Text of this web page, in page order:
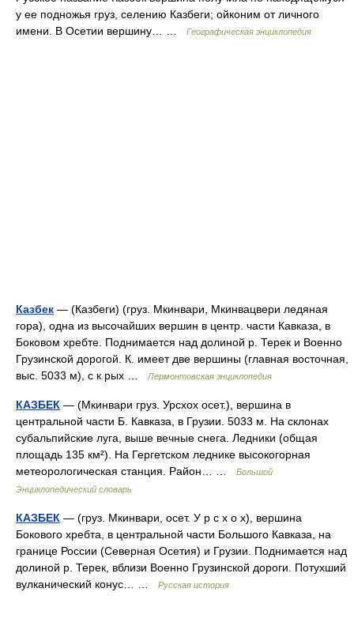
у ее подножья груз, селению Казбеги; ойконим от личного
имени. В Осетии вершину… …
Географическая энциклопедия
Казбек — (Казбеги) (груз. Мкинвари, Мкинвацвери ледяная
гора), одна из высочайших вершин в центр. части Кавказа, в
Боковом хребте. Поднимается над долиной р. Терек и Военно
Грузинской дорогой. К. имеет две вершины (главная восточная,
выс. 5033 м), с к рых …
Лермонтовская энциклопедия
КАЗБЕК — (Мкинвари груз. Урсхох осет.), вершина в
центральной части Б. Кавказа, в Грузии. 5033 м. На склонах
субальпийские луга, выше вечные снега. Ледники (общая
площадь 135 км²). На Гергетском леднике высокогорная
метеорологическая станция. Район… …
Большой
Энциклопедический словарь
КАЗБЕК — (груз. Мкинвари, осет. У р с х о х), вершина
Бокового хребта, в центральной части Большого Кавказа, на
границе России (Северная Осетия) и Грузии. Поднимается над
долиной р. Терек, вблизи Военно Грузинской дороги. Потухший
вулканический конус… …
Русская история